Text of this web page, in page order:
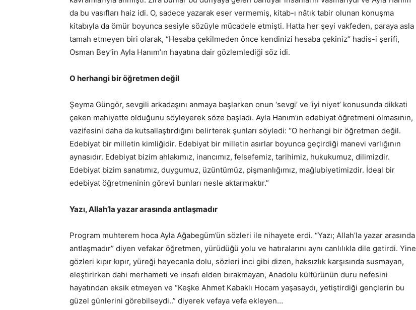
da bu vasıfları haiz idi. O, sadece yazarak eser vermemiş, kitab-ı nâtık tabir olunan konuşma
kitabıyla da ömür boyunca sesiyle sözüyle mücadele etmişti. Hatta her şeyi vakfeden, paraya asla
tamah etmeyen biri olarak, “Hesaba çekilmeden önce kendinizi hesaba çekiniz’’ hadis-i şerifi,
Osman Bey’in Ayla Hanım’ın hayatına dair gözlemlediği söz idi.
O herhangi bir öğretmen değil
Şeyma Güngör, sevgili arkadaşını anmaya başlarken onun ‘sevgi’ ve ‘iyi niyet’ konusunda dikkati
çeken mahiyette olduğunu söyleyerek söze başladı. Ayla Hanım’ın edebiyat öğretmeni olmasının,
vazifesini daha da kutsallaştırdığını belirterek şunları söyledi: ‘‘O herhangi bir öğretmen değil.
Edebiyat bir milletin kimliğidir. Edebiyat bir milletin asırlar boyunca geçirdiği manevi varlığının
aynasıdır. Edebiyat bizim ahlakımız, inancımız, felsefemiz, tarihimiz, hukukumuz, dilimizdir.
Edebiyat bizim sanatımız, duygumuz, üzüntümüz, pişmanlığımız, mağlubiyetimizdir. İdeal bir
edebiyat öğretmeninin görevi bunları nesle aktarmaktır.”
Yazı, Allah’la yazar arasında antlaşmadır
Program muhterem hoca Ayla Ağabegüm’ün sözleri ile nihayete erdi. “Yazı; Allah’la yazar arasında
antlaşmadır” diyen vefakar öğretmen, yürüdüğü yolu ve hatıralarını aynı canlılıkla dile getirdi. Yine
gözleri kıpır kıpır, yüreği heyecanla dolu, sözleri inci gibi dizen, haksızlık karşısında susmayan,
eleştirirken dahi merhameti ve insafı elden bırakmayan, Anadolu kültürünün duru nefesini
hayatından eksik etmeyen ve “Keşke Ahmet Kabaklı Hocam yaşasaydı, yetiştirdiği gençlerin bu
güzel günlerini görebilseydi..” diyerek vefaya vefa ekleyen…